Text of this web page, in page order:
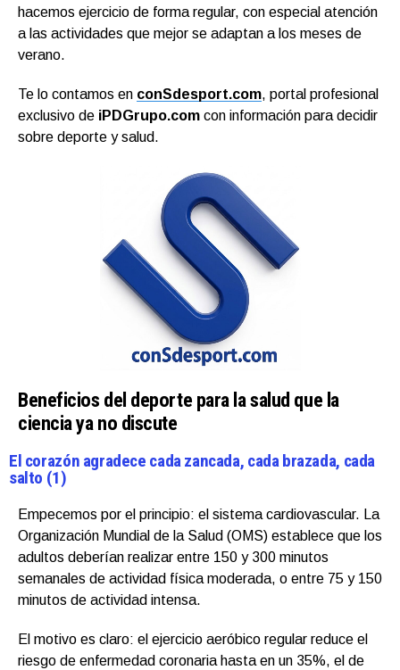
hacemos ejercicio de forma regular, con especial atención
a las actividades que mejor se adaptan a los meses de
verano.
Te lo contamos en conSdesport.com, portal profesional
exclusivo de iPDGrupo.com con información para decidir
sobre deporte y salud.
Beneficios del deporte para la salud que la
ciencia ya no discute
El corazón agradece cada zancada, cada brazada, cada
salto (1)
Empecemos por el principio: el sistema cardiovascular. La
Organización Mundial de la Salud (OMS) establece que los
adultos deberían realizar entre 150 y 300 minutos
semanales de actividad física moderada, o entre 75 y 150
minutos de actividad intensa.
El motivo es claro: el ejercicio aeróbico regular reduce el
riesgo de enfermedad coronaria hasta en un 35%, el de